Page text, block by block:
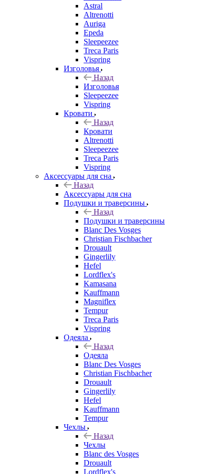
Astral
Altrenotti
Auriga
Epeda
Sleepeezee
Treca Paris
Vispring
Изголовья
Назад
Изголовья
Sleepeezee
Vispring
Кровати
Назад
Кровати
Altrenotti
Sleepeezee
Treca Paris
Vispring
Аксессуары для сна
Назад
Аксессуары для сна
Подушки и траверсины
Назад
Подушки и траверсины
Blanc Des Vosges
Christian Fischbacher
Drouault
Gingerlily
Hefel
Lordflex's
Kamasana
Kauffmann
Magniflex
Tempur
Treca Paris
Vispring
Одеяла
Назад
Одеяла
Blanc Des Vosges
Christian Fischbacher
Drouault
Gingerlily
Hefel
Kauffmann
Tempur
Чехлы
Назад
Чехлы
Blanc des Vosges
Drouault
Lordflex's